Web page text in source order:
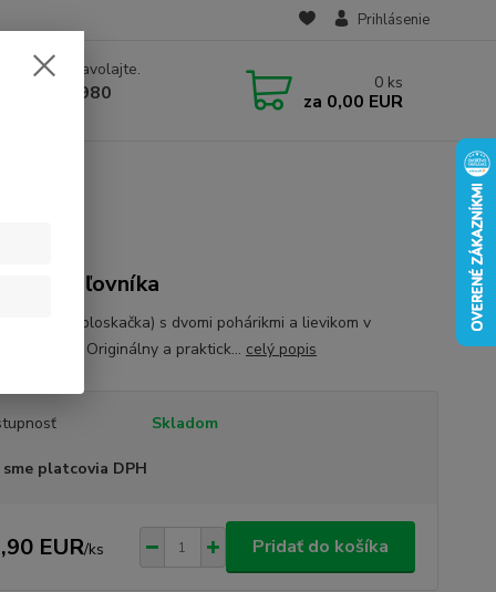
Prihlásenie
si rady? Zavolajte.
910 582 980 0 ks
za 0,00 EUR
pre poľovníka
butilka (ploskačka) s dvomi pohárikmi a lievikom v
kazete. Originálny a praktick... celý popis
Skladom
sme platcovia DPH
EUR/ks Pridať do košíka